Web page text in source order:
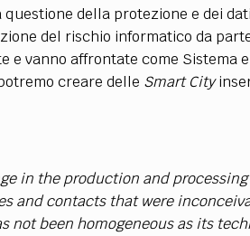
della protezione e dei
del rischio informatico da
e vanno affrontate come Sistema
creare delle Smart City
in the production and
and contacts that were
not been homogeneous as its